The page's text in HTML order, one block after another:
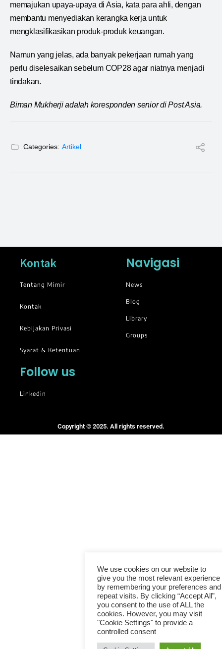
memajukan upaya-upaya di Asia, kata para ahli, dengan
membantu menyediakan kerangka kerja untuk
mengklasifikasikan produk-produk keuangan.
Namun yang jelas, ada banyak pekerjaan rumah yang
perlu diselesaikan sebelum COP28 agar niatnya menjadi
tindakan.
Biman Mukherji adalah koresponden senior di Post Asia.
Categories: Artikel
Kontak
Tentang Mimir
Kontak
Kebijakan Privasi
Syarat & Ketentuan
Navigasi
News
Blog
Library
Groups
Follow us
Linkedin
Copyright © 2025. All rights reserved.
We use cookies on our website to
give you the most relevant experience
by remembering your preferences and
repeat visits. By clicking “Accept All”,
you consent to the use of ALL the
cookies. However, you may visit
"Cookie Settings" to provide a
controlled consent